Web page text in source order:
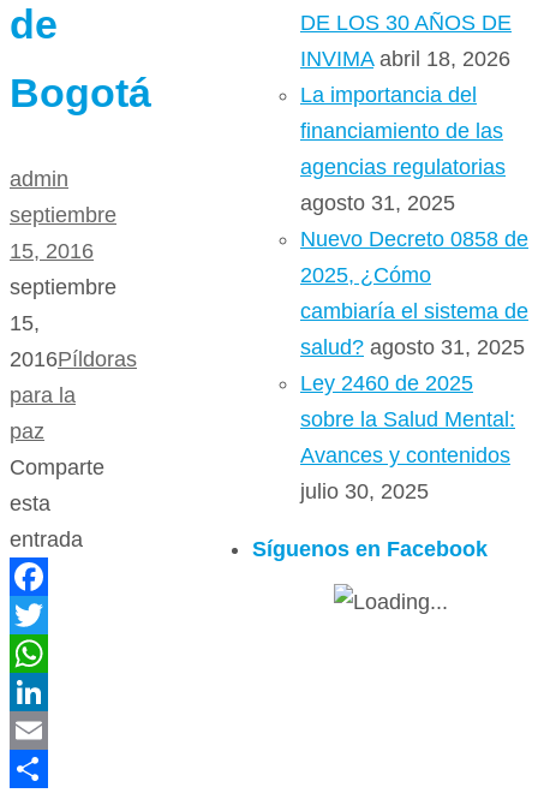
de
Bogotá
admin
septiembre
15, 2016
septiembre
15,
2016Píldoras
para la
paz
Comparte
esta
entrada
Facebook
Twitter
WhatsApp
LinkedIn
Email
DE LOS 30 AÑOS DE
INVIMA abril 18, 2026
La importancia del
financiamiento de las
agencias regulatorias
agosto 31, 2025
Nuevo Decreto 0858 de
2025, ¿Cómo
cambiaría el sistema de
salud? agosto 31, 2025
Ley 2460 de 2025
sobre la Salud Mental:
Avances y contenidos
julio 30, 2025
Síguenos en Facebook